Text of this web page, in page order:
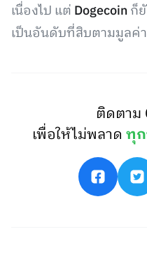
เนื่องไป แต่ Dogecoinก็
เป็นอันดับที่สิบตามมูลค่
ติดตาม
เพื่อให้ไม่พลาดทุ